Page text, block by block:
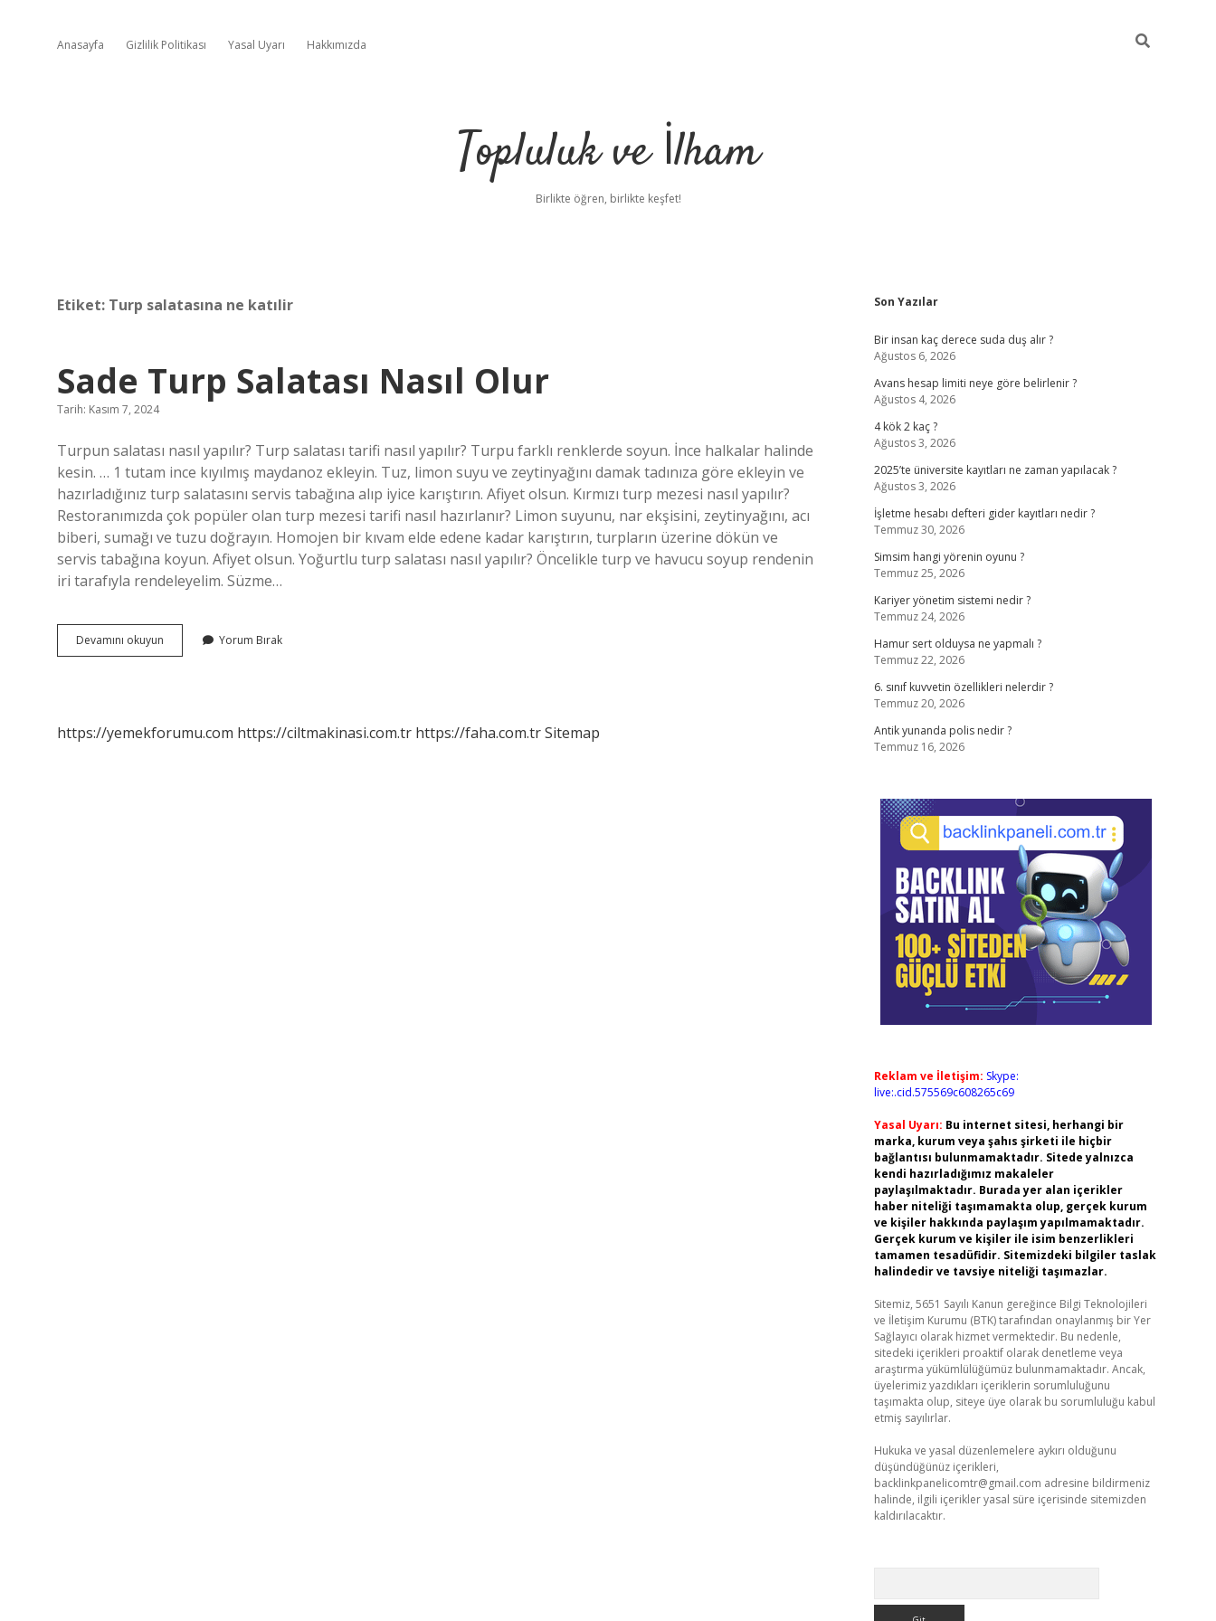
Anasayfa Gizlilik Politikası Yasal Uyarı Hakkımızda
Topluluk ve İlham
Birlikte öğren, birlikte keşfet!
Etiket: Turp salatasına ne katılir
Sade Turp Salatası Nasıl Olur
Tarih: Kasım 7, 2024
Turpun salatası nasıl yapılır? Turp salatası tarifi nasıl yapılır? Turpu farklı renklerde soyun. İnce halkalar halinde
kesin. … 1 tutam ince kıyılmış maydanoz ekleyin. Tuz, limon suyu ve zeytinyağını damak tadınıza göre ekleyin ve
hazırladığınız turp salatasını servis tabağına alıp iyice karıştırın. Afiyet olsun. Kırmızı turp mezesi nasıl yapılır?
Restoranımızda çok popüler olan turp mezesi tarifi nasıl hazırlanır? Limon suyunu, nar ekşisini, zeytinyağını, acı
biberi, sumağı ve tuzu doğrayın. Homojen bir kıvam elde edene kadar karıştırın, turpların üzerine dökün ve
servis tabağına koyun. Afiyet olsun. Yoğurtlu turp salatası nasıl yapılır? Öncelikle turp ve havucu soyup rendenin
iri tarafıyla rendeleyelim. Süzme…
Devamını okuyun
Turp
Yorum Bırak
https://yemekforumu.com https://ciltmakinasi.com.tr https://faha.com.trSitemap
Sidebar
Son Yazılar
Bir insan kaç derece suda duş alır ?
Ağustos 6, 2026
Avans hesap limiti neye göre belirlenir ?
Ağustos 4, 2026
4 kök 2 kaç ?
Ağustos 3, 2026
2025’te üniversite kayıtları ne zaman yapılacak ?
Ağustos 3, 2026
İşletme hesabı defteri gider kayıtları nedir ?
Temmuz 30, 2026
Simsim hangi yörenin oyunu ?
Temmuz 25, 2026
Kariyer yönetim sistemi nedir ?
Temmuz 24, 2026
Hamur sert olduysa ne yapmalı ?
Temmuz 22, 2026
6. sınıf kuvvetin özellikleri nelerdir ?
Temmuz 20, 2026
Antik yunanda polis nedir ?
Temmuz 16, 2026
Reklam ve İletişim: Skype:
live:.cid.575569c608265c69
Yasal Uyarı: Bu internet sitesi, herhangi bir
marka, kurum veya şahıs şirketi ile hiçbir
bağlantısı bulunmamaktadır. Sitede yalnızca
kendi hazırladığımız makaleler
paylaşılmaktadır. Burada yer alan içerikler
haber niteliği taşımamakta olup, gerçek kurum
ve kişiler hakkında paylaşım yapılmamaktadır.
Gerçek kurum ve kişiler ile isim benzerlikleri
tamamen tesadüfidir. Sitemizdeki bilgiler taslak
halindedir ve tavsiye niteliği taşımazlar.
Sitemiz, 5651 Sayılı Kanun gereğince Bilgi Teknolojileri
ve İletişim Kurumu (BTK) tarafından onaylanmış bir Yer
Sağlayıcı olarak hizmet vermektedir. Bu nedenle,
sitedeki içerikleri proaktif olarak denetleme veya
araştırma yükümlülüğümüz bulunmamaktadır. Ancak,
üyelerimiz yazdıkları içeriklerin sorumluluğunu
taşımakta olup, siteye üye olarak bu sorumluluğu kabul
etmiş sayılırlar.
Hukuka ve yasal düzenlemelere aykırı olduğunu
düşündüğünüz içerikleri,
backlinkpanelicomtr@gmail.com adresine bildirmeniz
halinde, ilgili içerikler yasal süre içerisinde sitemizden
kaldırılacaktır.